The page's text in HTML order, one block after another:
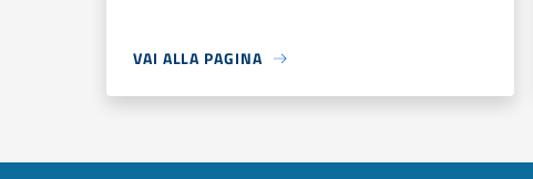
VAI ALLA PAGINA